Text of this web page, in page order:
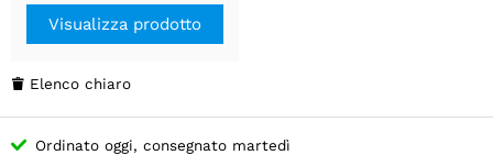
Visualizza prodotto
 Elenco chiaro
Ordinato oggi, consegnato martedì